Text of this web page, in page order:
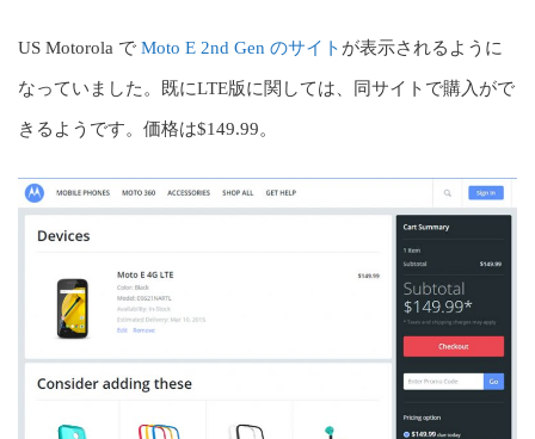
US Motorola で Moto E 2nd Gen のサイト が表示されるように
なっていました。既にLTE版に関しては、同サイトで購入がで
きるようです。価格は$149.99。